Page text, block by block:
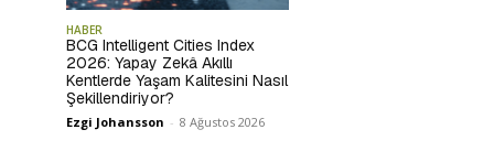
HABER
BCG Intelligent Cities Index
2026: Yapay Zekâ Akıllı
Kentlerde Yaşam Kalitesini Nasıl
Şekillendiriyor?
Ezgi Johansson - 8 Ağustos 2026